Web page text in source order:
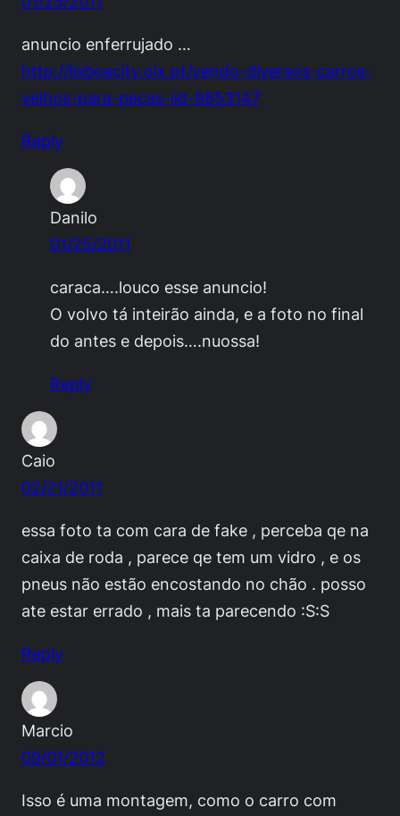
anuncio enferrujado …
http://lisboacity.olx.pt/vendo-diversos-carros-
velhos-para-pecas-iid-9853147
Reply
Danilo
01/25/2011
caraca….louco esse anuncio!
O volvo tá inteirão ainda, e a foto no final
do antes e depois….nuossa!
Reply
Caio
02/21/2011
essa foto ta com cara de fake , perceba qe na
caixa de roda , parece qe tem um vidro , e os
pneus não estão encostando no chão . posso
ate estar errado , mais ta parecendo :S:S
Reply
Marcio
09/01/2012
Isso é uma montagem, como o carro com